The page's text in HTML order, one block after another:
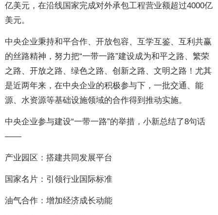
亿美元，在沿线国家完成对外承包工程营业额超过4000亿
美元。
中央企业秉持和平合作、开放包容、互学互鉴、互利共赢
的丝路精神，努力把“一带一路”建设成为和平之路、繁荣
之路、开放之路、绿色之路、创新之路、文明之路！尤其
是近两年来，在中央企业的积极参与下，一批交通、能
源、水资源等基础设施领域的合作得到推动实施。
中央企业参与建设“一带一路”的举措，小新总结了8句话
——
产业园区：搭建共同发展平台
国家名片：引领行业国际标准
油气合作：增加经济成长动能